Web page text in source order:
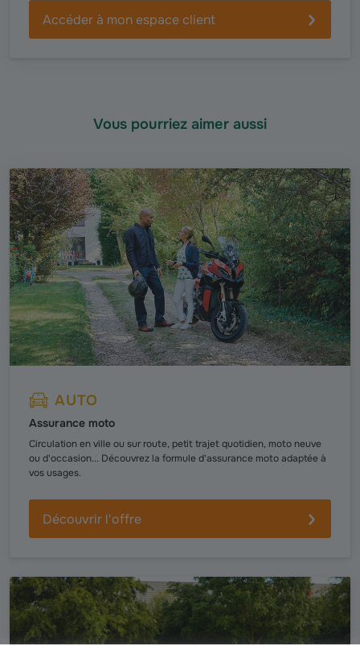
Accéder à mon espace client
Vous pourriez aimer aussi
AUTO
Assurance moto
Circulation en ville ou sur route, petit trajet quotidien, moto neuve
ou d'occasion... Découvrez la formule d'assurance moto adaptée à
vos usages.
Découvrir l'offre